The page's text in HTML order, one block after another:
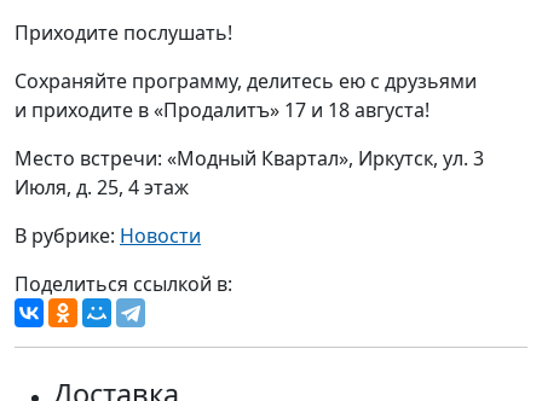
Приходите послушать!
Сохраняйте программу, делитесь ею с друзьями
и приходите в «Продалитъ» 17 и 18 августа!
Место встречи: «Модный Квартал», Иркутск, ул. 3
Июля, д. 25, 4 этаж
В рубрике: Новости
Поделиться ссылкой в: